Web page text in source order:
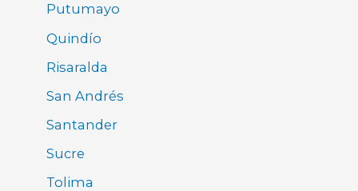
Putumayo
Quindío
Risaralda
San Andrés
Santander
Sucre
Tolima